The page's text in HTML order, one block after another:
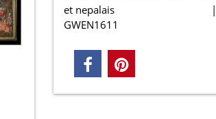
et nepalais
GWEN1611